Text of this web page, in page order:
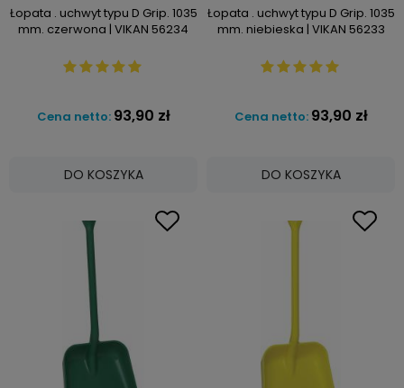
Łopata . uchwyt typu D Grip. 1035
mm. czerwona | VIKAN 56234
Cena netto: 93,90 zł
DO KOSZYKA
Łopata . uchwyt typu D Grip. 1035
mm. niebieska | VIKAN 56233
Cena netto: 93,90 zł
DO KOSZYKA